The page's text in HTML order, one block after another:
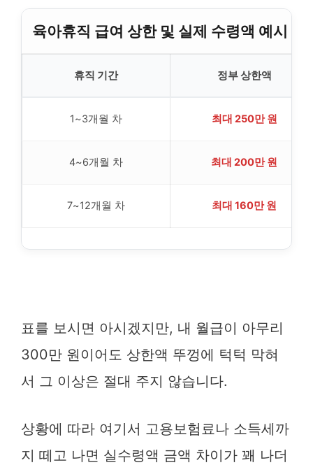
육아휴직 급여 상한 및 실제 수령액 예시
휴직 기간 정부 상한액
1~3개월 차 최대 250만 원
4~6개월 차 최대 200만 원
7~12개월 차 최대 160만 원
표를 보시면 아시겠지만, 내 월급이 아무리
300만 원이어도 상한액 뚜껑에 턱턱 막혀
서 그 이상은 절대 주지 않습니다.
상황에 따라 여기서 고용보험료나 소득세까
지 떼고 나면 실수령액 금액 차이가 꽤 나더